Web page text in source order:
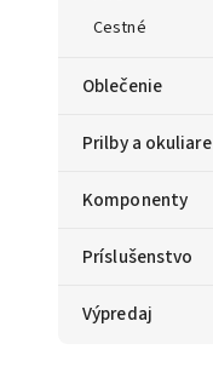
Cestné
Oblečenie
Prilby a okuliare
Komponenty
Príslušenstvo
Výpredaj